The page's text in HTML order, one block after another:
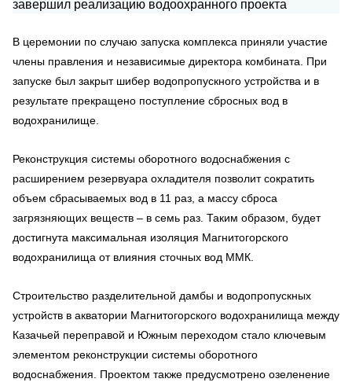
В церемонии по случаю запуска комплекса приняли участие
члены правления и независимые директора комбината. При
запуске был закрыт шибер водопропускного устройства и в
результате прекращено поступление сбросных вод в
водохранилище.
Реконструкция системы оборотного водоснабжения с
расширением резервуара охладителя позволит сократить
объем сбрасываемых вод в 11 раз, а массу сброса
загрязняющих веществ – в семь раз. Таким образом, будет
достигнута максимальная изоляция Магнитогорского
водохранилища от влияния сточных вод ММК.
Строительство разделительной дамбы и водопропускных
устройств в акватории Магнитогорского водохранилища между
Казачьей переправой и Южным переходом стало ключевым
элементом реконструкции системы оборотного
водоснабжения. Проектом также предусмотрено озеленение